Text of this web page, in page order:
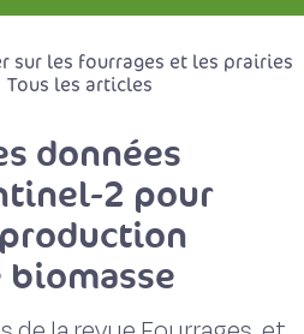
sur les fourrages et les prairies
Tous les articles
données
2 pour
biomasse